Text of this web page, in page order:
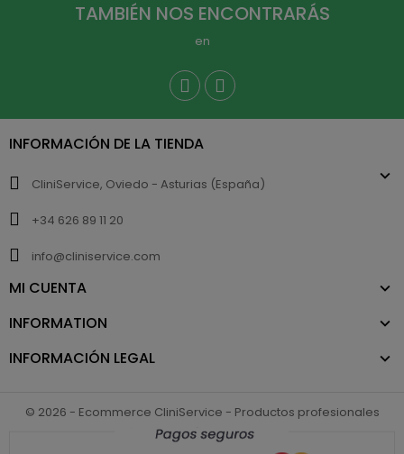
TAMBIÉN NOS ENCONTRARÁS
en
INFORMACIÓN DE LA TIENDA
CliniService, Oviedo - Asturias (España)
+34 626 89 11 20
info@cliniservice.com
MI CUENTA
INFORMATION
INFORMACIÓN LEGAL
© 2026 - Ecommerce CliniService - Productos profesionales